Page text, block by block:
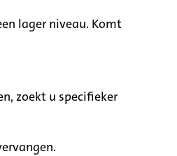
lager niveau. Komt
zoekt u specifieker